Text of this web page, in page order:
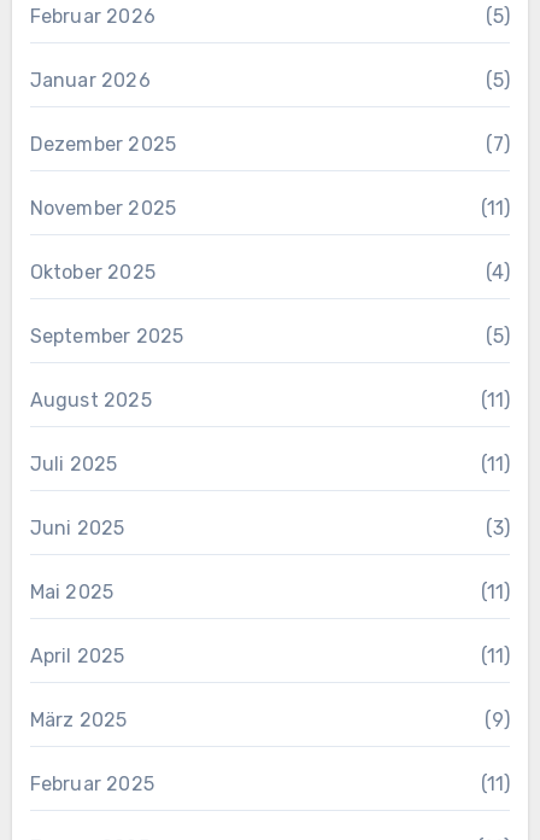
Februar 2026 (5)
Januar 2026 (5)
Dezember 2025 (7)
November 2025 (11)
Oktober 2025 (4)
September 2025 (5)
August 2025 (11)
Juli 2025 (11)
Juni 2025 (3)
Mai 2025 (11)
April 2025 (11)
März 2025 (9)
Februar 2025 (11)